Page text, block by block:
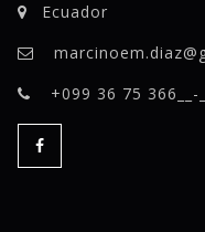
Ecuador
+099 36 75 366__-